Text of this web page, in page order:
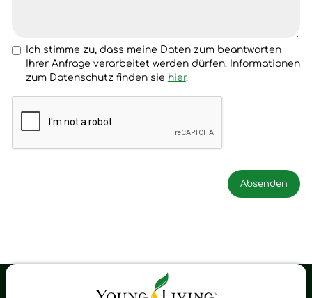
Ich stimme zu, dass meine Daten zum beantworten
Ihrer Anfrage verarbeitet werden dürfen. Informationen
zum Datenschutz finden sie hier.
Young Living Shop-Oil Newsletter